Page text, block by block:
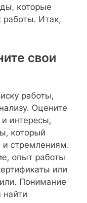
которые
работы. Итак,
свои
работы,
Оцените
интересы,
который
и стремлениям.
опыт работы
или
Понимание